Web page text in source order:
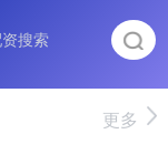
更多